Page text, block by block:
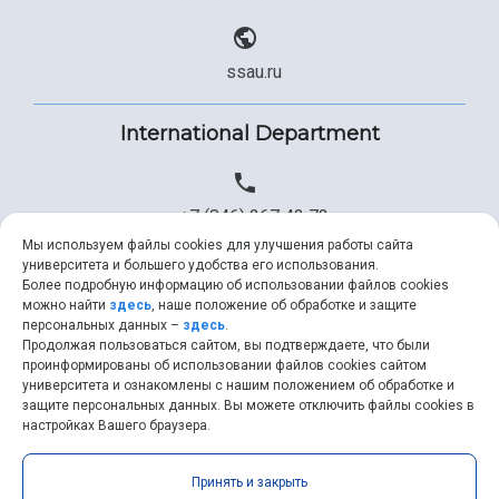
ssau.ru
International Department
+7 (846) 267 43 73
+7 (846) 334 57 22
ssau@ssau.ru
Мы используем файлы cookies для улучшения работы сайта
университета и большего удобства его использования.
Более подробную информацию об использовании файлов cookies
можно найти здесь, наше положение об обработке и защите
персональных данных – здесь.
Продолжая пользоваться сайтом, вы подтверждаете, что были
проинформированы об использовании файлов cookies сайтом
университета и ознакомлены с нашим положением об обработке и
защите персональных данных. Вы можете отключить файлы cookies в
настройках Вашего браузера.
Принять и закрыть